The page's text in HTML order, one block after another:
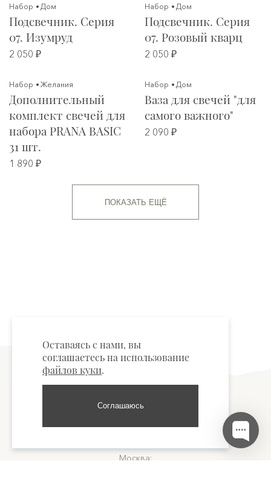
Набор Дом
Подсвечник. Серия
07. Изумруд
2 050 ₽
Набор Дом
Подсвечник. Серия
07. Розовый кварц
2 050 ₽
Набор Желания
Дополнительный
комплект свечей для
набора PRANA BASIC
31 шт.
1 890 ₽
Набор Дом
Ваза для свечей "для
самого важного"
2 090 ₽
ПОКАЗАТЬ ЕЩЁ
Москва:
Оставаясь с нами, вы
соглашаетесь на использование
файлов куки.
Соглашаюсь